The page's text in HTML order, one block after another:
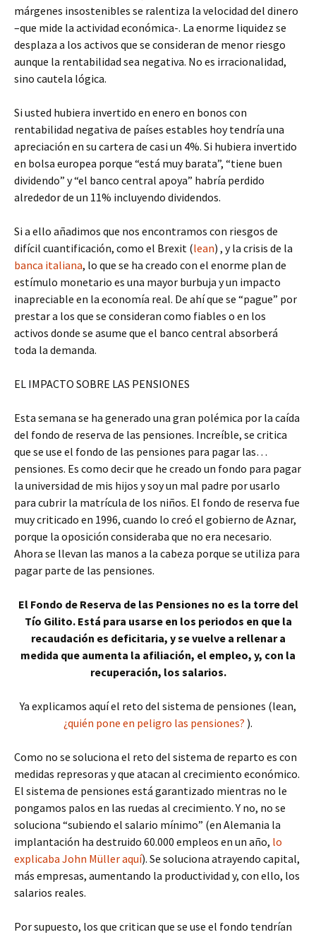
márgenes insostenibles se ralentiza la velocidad del dinero
–que mide la actividad económica-. La enorme liquidez se
desplaza a los activos que se consideran de menor riesgo
aunque la rentabilidad sea negativa. No es irracionalidad,
sino cautela lógica.
Si usted hubiera invertido en enero en bonos con
rentabilidad negativa de países estables hoy tendría una
apreciación en su cartera de casi un 4%. Si hubiera invertido
en bolsa europea porque “está muy barata”, “tiene buen
dividendo” y “el banco central apoya” habría perdido
alrededor de un 11% incluyendo dividendos.
Si a ello añadimos que nos encontramos con riesgos de
difícil cuantificación, como el Brexit (lean) , y la crisis de la
banca italiana, lo que se ha creado con el enorme plan de
estímulo monetario es una mayor burbuja y un impacto
inapreciable en la economía real. De ahí que se “pague” por
prestar a los que se consideran como fiables o en los
activos donde se asume que el banco central absorberá
toda la demanda.
EL IMPACTO SOBRE LAS PENSIONES
Esta semana se ha generado una gran polémica por la caída
del fondo de reserva de las pensiones. Increíble, se critica
que se use el fondo de las pensiones para pagar las…
pensiones. Es como decir que he creado un fondo para pagar
la universidad de mis hijos y soy un mal padre por usarlo
para cubrir la matrícula de los niños. El fondo de reserva fue
muy criticado en 1996, cuando lo creó el gobierno de Aznar,
porque la oposición consideraba que no era necesario.
Ahora se llevan las manos a la cabeza porque se utiliza para
pagar parte de las pensiones.
El Fondo de Reserva de las Pensiones no es la torre del
Tío Gilito. Está para usarse en los periodos en que la
recaudación es deficitaria, y se vuelve a rellenar a
medida que aumenta la afiliación, el empleo, y, con la
recuperación, los salarios.
Ya explicamos aquí el reto del sistema de pensiones (lean,
¿quién pone en peligro las pensiones? ).
Como no se soluciona el reto del sistema de reparto es con
medidas represoras y que atacan al crecimiento económico.
El sistema de pensiones está garantizado mientras no le
pongamos palos en las ruedas al crecimiento. Y no, no se
soluciona “subiendo el salario mínimo” (en Alemania la
implantación ha destruido 60.000 empleos en un año, lo
explicaba John Müller aquí). Se soluciona atrayendo capital,
más empresas, aumentando la productividad y, con ello, los
salarios reales.
Por supuesto, los que critican que se use el fondo tendrían